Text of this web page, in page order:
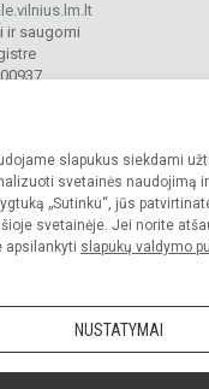
slapukus siekdami
svetainės naudojimą
„Sutinku“, jūs
svetainėje. Jei norite
apsilankyti slapukų valdymo
NUSTATYMAI
ir saugomi
Jeruzalės progimnazija.
raštiško gimnazijos sutikimo
paraiška Slapukų
atnaujinti